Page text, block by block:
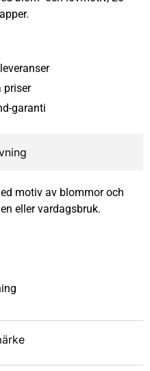
priser
garanti
motiv av blommor och
eller vardagsbruk.